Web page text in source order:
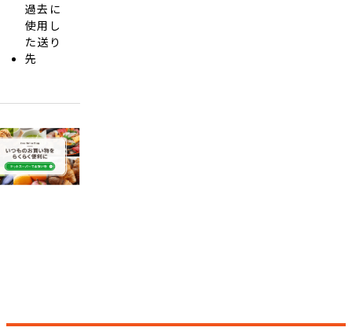
過去に
使用し
た送り
先